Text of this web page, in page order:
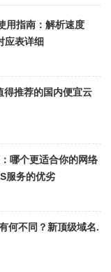
用指南：解析速度
应表详细
得推荐的国内便宜云
哪个更适合你的网络
服务的优劣
何不同？新顶级域名.